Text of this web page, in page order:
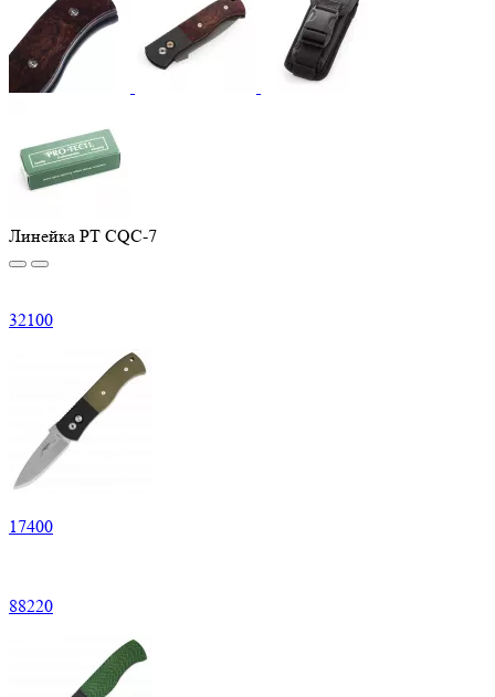
Линейка PT CQC-7
32100
17400
88220